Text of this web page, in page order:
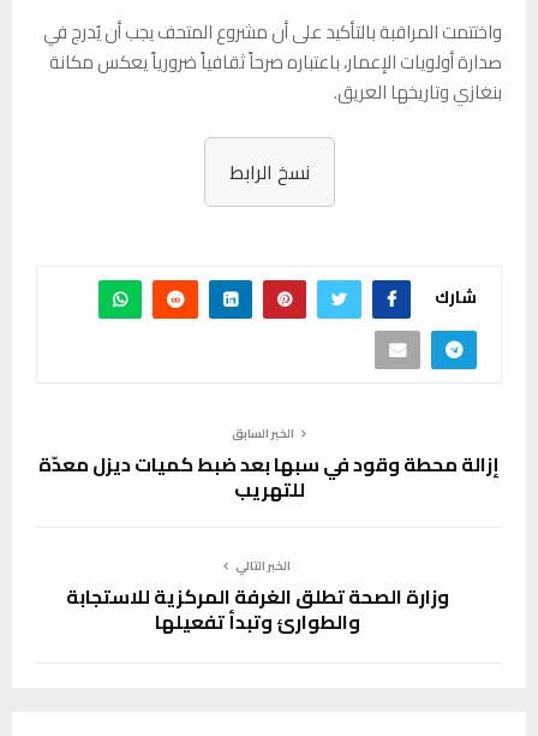
واختتمت المراقبة بالتأكيد على أن مشروع المتحف يجب أن يُدرج في
صدارة أولويات الإعمار، باعتباره صرحاً ثقافياً ضرورياً يعكس مكانة
بنغازي وتاريخها العريق.
نسخ الرابط
شارك
الخبر السابق
إزالة محطة وقود في سبها بعد ضبط كميات ديزل معدّة
للتهريب
الخبر التالي
وزارة الصحة تطلق الغرفة المركزية للاستجابة
والطوارئ وتبدأ تفعيلها